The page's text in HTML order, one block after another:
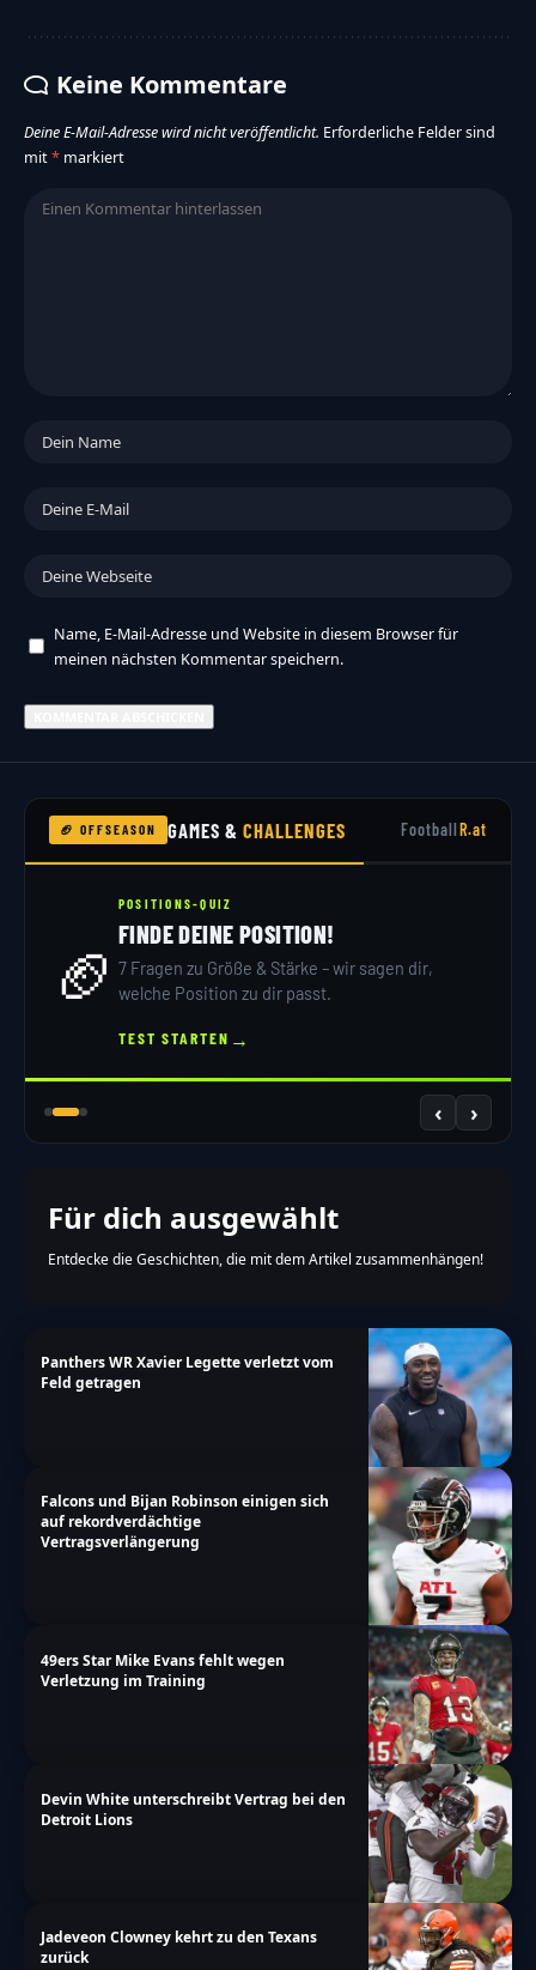
Keine Kommentare
Deine E-Mail-Adresse wird nicht veröffentlicht. Erforderliche Felder sind
mit* markiert
Name, E-Mail-Adresse und Website in diesem Browser für
meinen nächsten Kommentar speichern.
🏈 OFFSEASON GAMES &CHALLENGES FootballR.at
🏈
POSITIONS-QUIZ
FINDE DEINE POSITION!
7 Fragen zu Größe & Stärke – wir sagen dir,
welche Position zu dir passt.
TEST STARTEN →
‹ ›
Für dich ausgewählt
Entdecke die Geschichten, die mit dem Artikel zusammenhängen!
Panthers WR Xavier Legette verletzt vom
Feld getragen
Falcons und Bijan Robinson einigen sich
auf rekordverdächtige
Vertragsverlängerung
49ers Star Mike Evans fehlt wegen
Verletzung im Training
Devin White unterschreibt Vertrag bei den
Detroit Lions
Jadeveon Clowney kehrt zu den Texans
zurück